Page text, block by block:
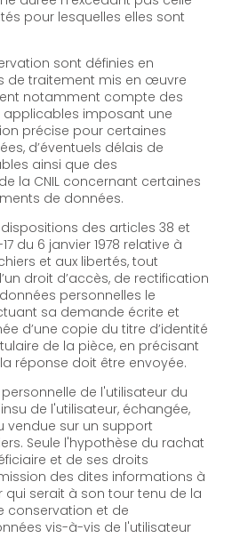
pour lesquelles elles sont
sont définies en
de traitement mis en œuvre
imposant une
d’éventuels délais de
ainsi que des
la CNIL concernant certaines
de données.
des articles 38 et
janvier 1978 relative à
et aux libertés, tout
d’accès, de rectification
personnelles le
sa demande écrite et
de la pièce, en précisant
laquelle la réponse doit être envoyée.
de l'utilisateur du
l'utilisateur, échangée,
vendue sur un support
Seule l'hypothèse du rachat
des dites informations à
conservation et de
vis-à-vis de l'utilisateur